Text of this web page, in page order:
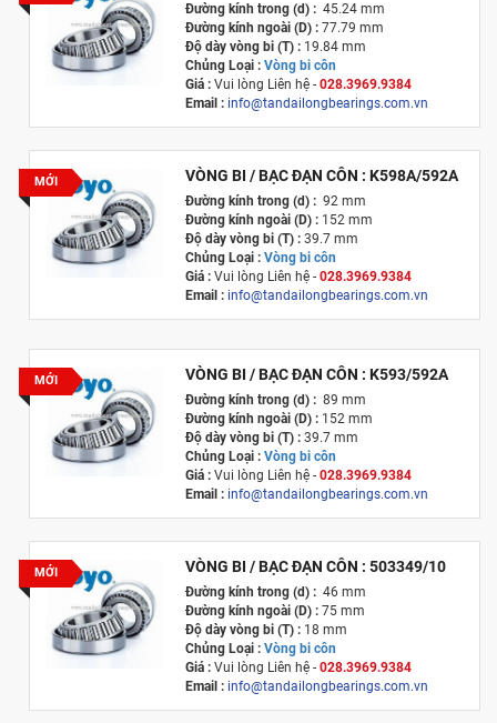
Đường kính trong (d) :45.24 mm
Đường kính ngoài (D) :77.79 mm
Độ dày vòng bi (T) :19.84 mm
Chủng Loại : Vòng bi côn
Giá :Vui lòng Liên hệ - 028.3969.9384
Email : info@tandailongbearings.com.vn
MỚI VÒNG BI / BẠC ĐẠN CÔN : K598A/592A
Đường kính trong (d) :92 mm
Đường kính ngoài (D) :152 mm
Độ dày vòng bi (T) :39.7 mm
Chủng Loại : Vòng bi côn
Giá :Vui lòng Liên hệ - 028.3969.9384
Email : info@tandailongbearings.com.vn
MỚI VÒNG BI / BẠC ĐẠN CÔN : K593/592A
Đường kính trong (d) :89 mm
Đường kính ngoài (D) :152 mm
Độ dày vòng bi (T) :39.7 mm
Chủng Loại : Vòng bi côn
Giá :Vui lòng Liên hệ - 028.3969.9384
Email : info@tandailongbearings.com.vn
MỚI VÒNG BI / BẠC ĐẠN CÔN : 503349/10
Đường kính trong (d) :46 mm
Đường kính ngoài (D) :75 mm
Độ dày vòng bi (T) :18 mm
Chủng Loại : Vòng bi côn
Giá :Vui lòng Liên hệ - 028.3969.9384
Email : info@tandailongbearings.com.vn